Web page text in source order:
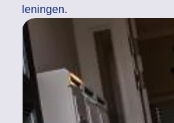
leningen.